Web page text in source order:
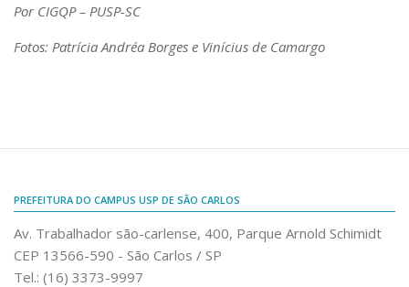
Por CIGQP – PUSP-SC
Fotos: Patrícia Andréa Borges e Vinícius de Camargo
PREFEITURA DO CAMPUS USP DE SÃO CARLOS
Av. Trabalhador são-carlense, 400, Parque Arnold Schimidt
CEP 13566-590 - São Carlos / SP
Tel.: (16) 3373-9997